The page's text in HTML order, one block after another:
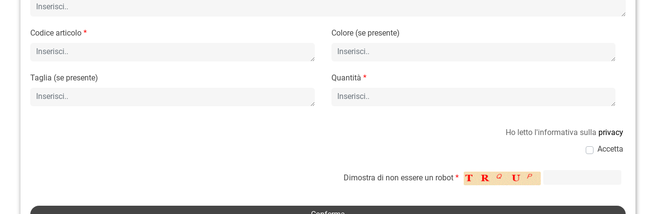
Codice articolo * Colore (se presente)
Taglia (se presente) Quantità *
Ho letto l'informativa sulla privacy
Accetta
Dimostra di non essere un robot *